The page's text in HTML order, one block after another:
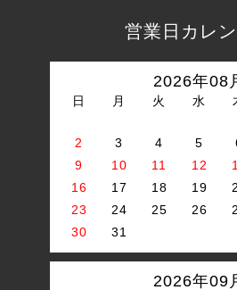
営業日カレ
2026年08
日 月 火 水
2
3 4 5
9
10 11 12
16
17 18 19
23
24 25 26
30
31
2026年09